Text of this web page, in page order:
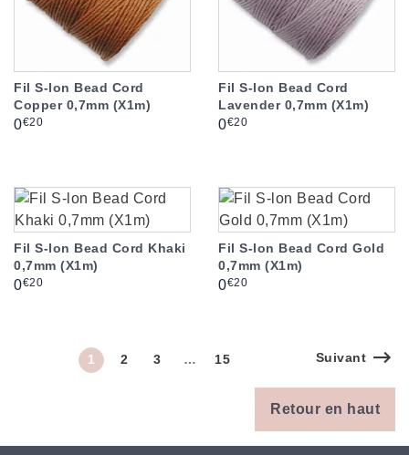
Fil S-lon Bead Cord
Copper 0,7mm (X1m)
Prix
0€20
Fil S-lon Bead Cord
Lavender 0,7mm (X1m)
Prix
0€20
Fil S-lon Bead Cord Khaki
0,7mm (X1m)
Prix
0€20
Fil S-lon Bead Cord Gold
0,7mm (X1m)
Prix
0€20
1 2 3 … 15 Suivant
Retour en haut